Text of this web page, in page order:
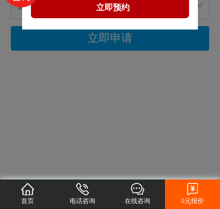
m²
立即申请
首页 电话咨询 在线咨询 0元报价